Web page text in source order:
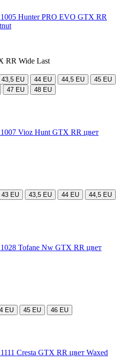
RR Wide Last
43,5 EU 44 EU 44,5 EU
45 EU
47 EU
48 EU
43 EU 43,5 EU 44 EU
44,5 EU
EU 45 EU
46 EU